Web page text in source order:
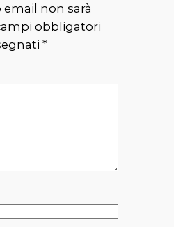
non sarà
obbligatori
*